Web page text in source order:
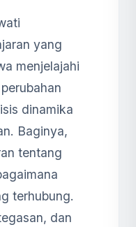
yang
menjelajahi
dinamika
Baginya,
tentang
terhubung.
dan